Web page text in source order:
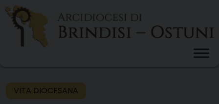
Skip
content
VITA DIOCESANA